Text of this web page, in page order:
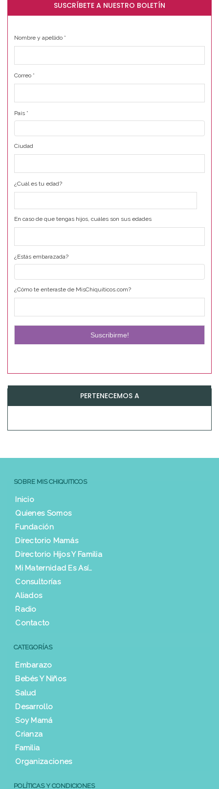
SUSCRÍBETE A NUESTRO BOLETÍN
Nombre y apellido *
Correo *
País *
Ciudad
¿Cuál es tu edad?
En caso de que tengas hijos, cuáles son sus edades
¿Estás embarazada?
¿Cómo te enteraste de MisChiquiticos.com?
PERTENECEMOS A
SOBRE MIS CHIQUITICOS
Inicio
Quienes Somos
Fundación
Directorio Mamás
Directorio Hijos Y Familia
Mi Maternidad Es Así…
Consultorías
Aliados
Radio
Contacto
CATEGORÍAS
Embarazo
Bebés Y Niños
Salud
Desarrollo
Soy Mamá
Crianza
Familia
Organizaciones
POLÍTICAS Y CONDICIONES